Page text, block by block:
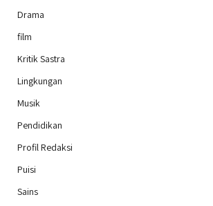
Drama
film
Kritik Sastra
Lingkungan
Musik
Pendidikan
Profil Redaksi
Puisi
Sains